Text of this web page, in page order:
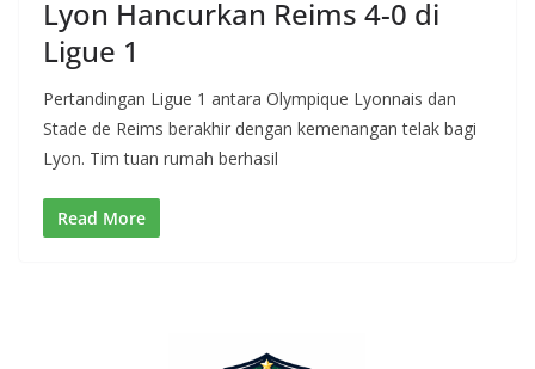
Lyon Hancurkan Reims 4-0 di
Ligue 1
Pertandingan Ligue 1 antara Olympique Lyonnais dan
Stade de Reims berakhir dengan kemenangan telak bagi
Lyon. Tim tuan rumah berhasil
Read More